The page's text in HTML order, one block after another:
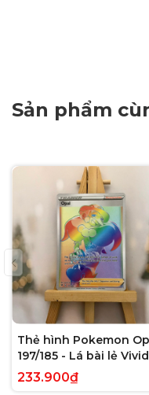
Sản phẩm
Thẻ hình Pokemon
197/185 - Lá bài lẻ Vivid
Voltage Hyper Rare
Anh chính hãng
233.900₫